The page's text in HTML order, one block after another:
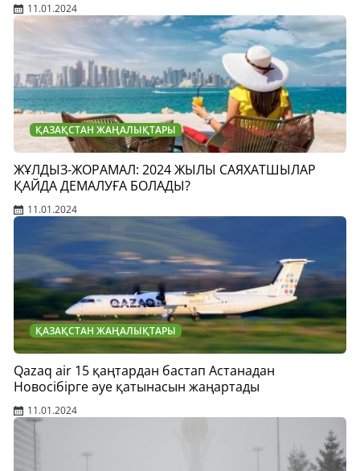
11.01.2024
ҚАЗАҚСТАН ЖАҢАЛЫҚТАРЫ
ЖҰЛДЫЗ-ЖОРАМАЛ: 2024 ЖЫЛЫ САЯХАТШЫЛАР
ҚАЙДА ДЕМАЛУҒА БОЛАДЫ?
11.01.2024
ҚАЗАҚСТАН ЖАҢАЛЫҚТАРЫ
Qazaq air 15 қаңтардан бастап Астанадан
Новосібірге әуе қатынасын жаңартады
11.01.2024